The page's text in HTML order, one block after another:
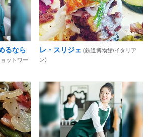
るなら
ットワー
レ・スリジェ (鉄道博物館/イタリア
ン)